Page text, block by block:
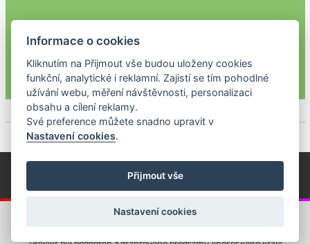
© Píseckem / Kalendárium (Změna programu vyhrazena!)
(Cookies)
© 2018 - 2026 Realizace a správa webu:
Informace o cookies
Kliknutím na Přijmout vše budou uloženy cookies
funkční, analytické i reklamní. Zajistí se tím pohodlné
užívání webu, měření návštěvnosti, personalizaci
obsahu a cílení reklamy.
Své preference můžete snadno upravit v
Nastavení cookies.
Přijmout vše
Nastavení cookies